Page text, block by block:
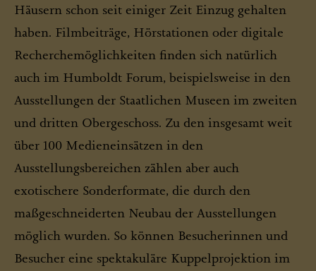
Häusern schon seit einiger Zeit Einzug gehalten
haben. Filmbeiträge, Hörstationen oder digitale
Recherchemöglichkeiten finden sich natürlich
auch im Humboldt Forum, beispielsweise in den
Ausstellungen der Staatlichen Museen im zweiten
und dritten Obergeschoss. Zu den insgesamt weit
über 100 Medieneinsätzen in den
Ausstellungsbereichen zählen aber auch
exotischere Sonderformate, die durch den
maßgeschneiderten Neubau der Ausstellungen
möglich wurden. So können Besucherinnen und
Besucher eine spektakuläre Kuppelprojektion im